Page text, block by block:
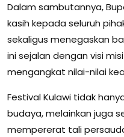
Dalam sambutannya,
kasih kepada seluruh
sekaligus menegaskan
ini sejalan dengan visi
mengangkat nilai-nilai
Festival Kulawi tidak
budaya, melainkan juga
mempererat tali